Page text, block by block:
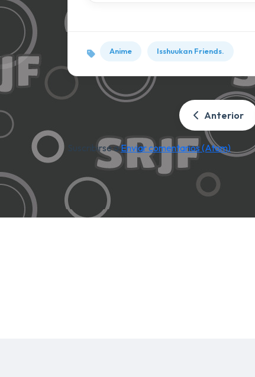
Anime Isshuukan Friends.
Anterior
Suscribirse a:Enviar comentarios (Atom)